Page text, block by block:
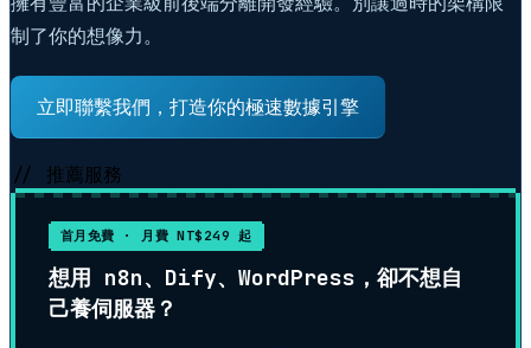
制了你的想像力。
立即聯繫我們，打造你的極速數據引擎
// 推薦服務
首月免費 · 月費 NT$249 起
想用 n8n、Dify、WordPress，卻不想自
己養伺服器？